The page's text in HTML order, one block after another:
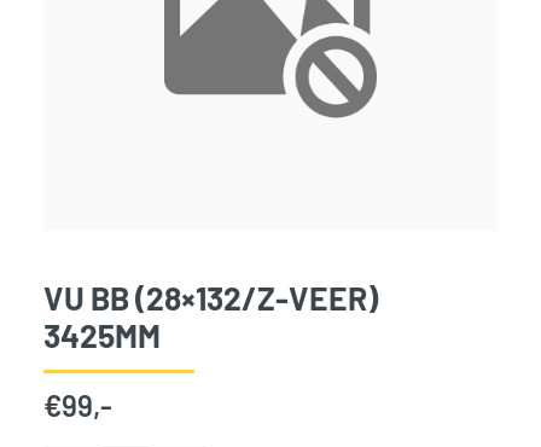
VU BB (28×132/Z-VEER)
3425MM
€99,-